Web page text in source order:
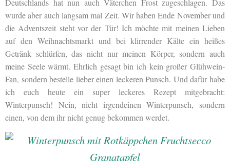
Deutschlands hat nun auch Väterchen Frost zugeschlagen. Das
wurde aber auch langsam mal Zeit. Wir haben Ende November und
die Adventszeit steht vor der Tür! Ich möchte mit meinen Lieben
auf den Weihnachtsmarkt und bei klirrender Kälte ein heißes
Getränk schlürfen, das nicht nur meinen Körper, sondern auch
meine Seele wärmt. Ehrlich gesagt bin ich kein großer Glühwein-
Fan, sondern bestelle lieber einen leckeren Punsch. Und dafür habe
ich euch heute ein super leckeres Rezept mitgebracht:
Winterpunsch! Nein, nicht irgendeinen Winterpunsch, sondern
einen, von dem ihr nicht genug bekommen werdet.